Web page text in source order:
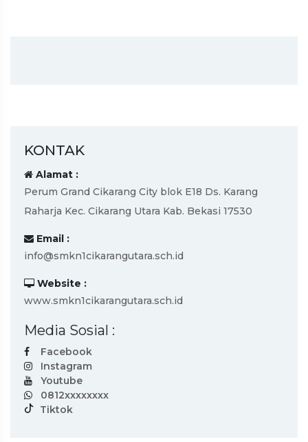
KONTAK
Alamat :
Perum Grand Cikarang City blok E18 Ds. Karang
Raharja Kec. Cikarang Utara Kab. Bekasi 17530
Email :
info@smkn1cikarangutara.sch.id
Website :
www.smkn1cikarangutara.sch.id
Media Sosial :
Facebook
Instagram
Youtube
0812xxxxxxxx
Tiktok